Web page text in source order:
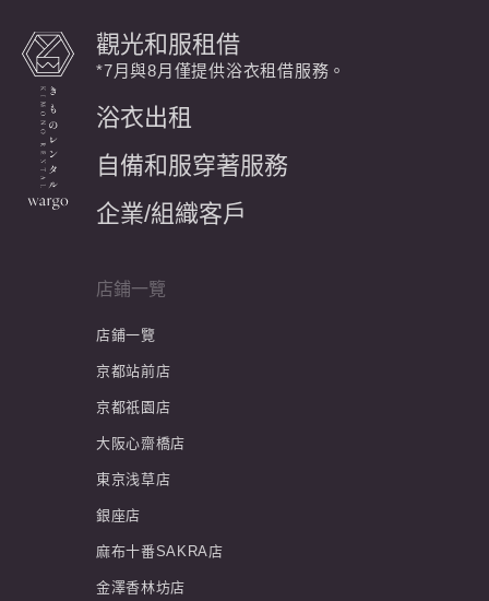
觀光和服租借
*7月與8月僅提供浴衣租借服務。
浴衣出租
自備和服穿著服務
企業/組織客戶
店鋪一覽
店鋪一覽
京都站前店
京都祇園店
大阪心齋橋店
東京浅草店
銀座店
麻布十番SAKRA店
金澤香林坊店